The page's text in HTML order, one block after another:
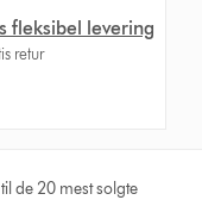
fleksibel levering
retur
de 20 mest solgte